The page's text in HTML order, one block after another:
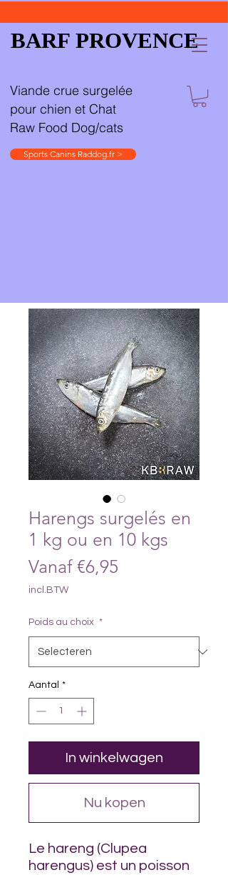
BARF PROVENCE
Viande crue surgelée
pour chien et Chat
Raw Food Dog/cats
Sports Canins Raddog.fr >
Harengs surgelés en
1 kg ou en 10 kgs
Vanaf €6,95
incl.BTW
Poids au choix *
Aantal *
In winkelwagen
Nu kopen
Le hareng (Clupea
harengus) est un poisson